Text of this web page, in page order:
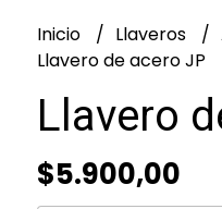
Inicio Llaveros
Llavero de acero JP
Llavero
$5.900,00